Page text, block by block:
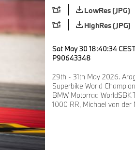
LowRes (JPG)
HighRes (JPG)
Sat May 30 18:40:34
P90643348
29th - 31th May 2026.
Superbike World
BMW Motorrad WorldSBK
1000 RR, Michael van der